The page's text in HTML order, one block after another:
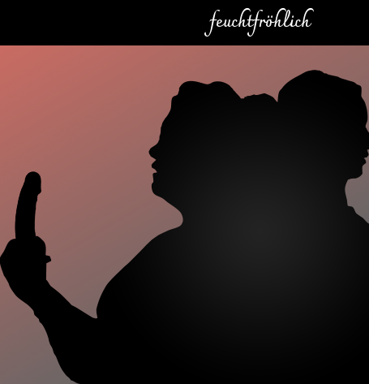
feuchtfröhlich